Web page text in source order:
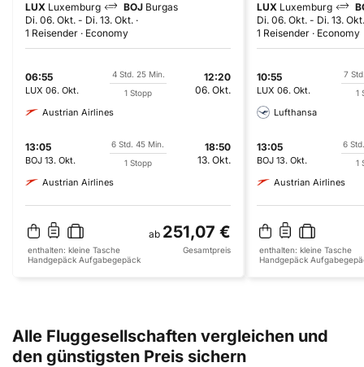
LUX Luxemburg BOJ Burgas
Di. 06. Okt. - Di. 13. Okt.
1 Reisender
Economy
06:55
LUX 06. Okt.
4 Std. 25 Min.
1 Stopp
12:20
06. Okt.
Austrian Airlines
13:05
BOJ 13. Okt.
6 Std. 45 Min.
1 Stopp
18:50
13. Okt.
Austrian Airlines
ab 251,07 €
enthalten: kleine Tasche
Handgepäck Aufgabegepäck
Gesamtpreis
LUX Luxemburg
Di. 06. Okt. - Di. 13. Okt.
1 Reisender
Economy
10:55
LUX 06. Okt.
7
1
Lufthansa
13:05
BOJ 13. Okt.
6
1
Austrian Airlines
enthalten: kleine Tasche
Handgepäck
Alle Fluggesellschaften vergleichen und
den günstigsten Preis sichern